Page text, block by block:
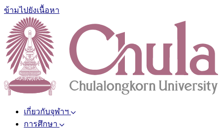
ข้ามไปยังเนื้อหา
เกี่ยวกับจุฬาฯ
การศึกษา